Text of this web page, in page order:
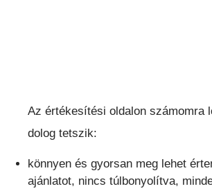
Az értékesítési oldalon számomra
dolog tetszik:
könnyen és gyorsan meg lehet
ajánlatot, nincs túlbonyolítva,